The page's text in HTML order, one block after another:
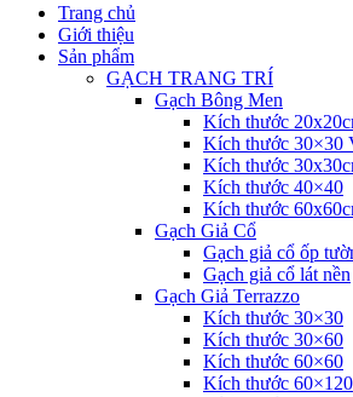
Trang chủ
Giới thiệu
Sản phẩm
GẠCH TRANG TRÍ
Gạch Bông Men
Kích thước
Kích thước 30×30
Kích thước
Kích thước 40×40
Kích thước
Gạch Giả Cổ
Gạch giả cổ ốp
Gạch giả cổ lát nền
Gạch Giả Terrazzo
Kích thước 30×30
Kích thước 30×60
Kích thước 60×60
Kích thước 60×120